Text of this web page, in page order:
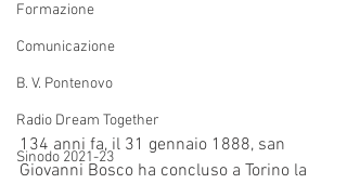
Formazione
Comunicazione
B. V. Pontenovo
Radio Dream Together
Sinodo 2021-23
134 anni fa, il 31 gennaio 1888, san
Giovanni Bosco ha concluso a Torino la